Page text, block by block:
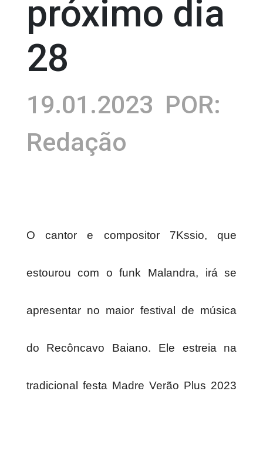
próximo dia
28
19.01.2023 POR:
Redação
O cantor e compositor 7Kssio, que
estourou com o funk Malandra, irá se
apresentar no maior festival de música
do Recôncavo Baiano. Ele estreia na
tradicional festa Madre Verão Plus 2023